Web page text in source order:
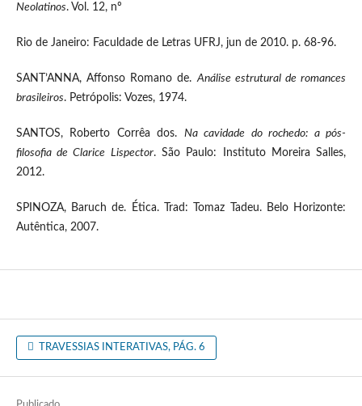
Neolatinos. Vol. 12, nº
Rio de Janeiro: Faculdade de Letras UFRJ, jun de 2010. p. 68-96.
SANT’ANNA, Affonso Romano de. Análise estrutural de romances
brasileiros. Petrópolis: Vozes, 1974.
SANTOS, Roberto Corrêa dos. Na cavidade do rochedo: a pós-
filosofia de Clarice Lispector. São Paulo: Instituto Moreira Salles,
2012.
SPINOZA, Baruch de. Ética. Trad: Tomaz Tadeu. Belo Horizonte:
Autêntica, 2007.
TRAVESSIAS INTERATIVAS, PÁG. 6